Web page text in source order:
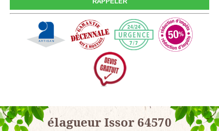
élagueur Issor 64570